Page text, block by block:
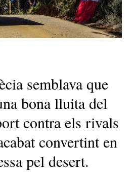
semblava que
bona lluita del
contra els rivals
convertint en
pel desert.